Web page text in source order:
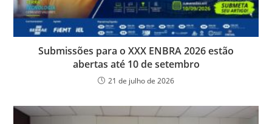
Submissões para o XXX ENBRA 2026 estão
abertas até 10 de setembro
21 de julho de 2026